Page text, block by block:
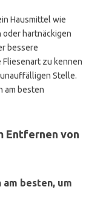
Hausmittel wie
oder hartnäckigen
bessere
Fliesenart zu kennen
Stelle.
am besten
Entfernen von
besten, um